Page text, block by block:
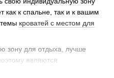
как к спальне, так и к вашим
кроватей с местом для
зону для отдыха, лучше
являются